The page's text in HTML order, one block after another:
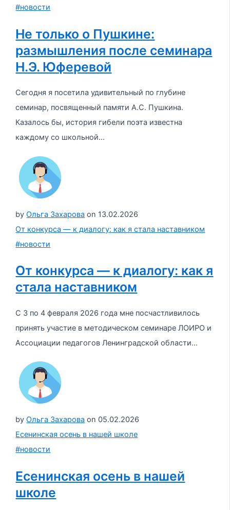
#новости
Не только о Пушкине:
размышления после семинара
Н.Э. Юферевой
Сегодня я посетила удивительный по глубине
семинар, посвященный памяти А.С. Пушкина.
Казалось бы, история гибели поэта известна
каждому со школьной...
byОльга Захарова on 13.02.2026
От конкурса — к диалогу: как я стала наставником
#новости
От конкурса — к диалогу: как я
стала наставником
С 3 по 4 февраля 2026 года мне посчастливилось
принять участие в методическом семинаре ЛОИРО и
Ассоциации педагогов Ленинградской области...
byОльга Захарова on 05.02.2026
Есенинская осень в нашей школе
#новости
Есенинская осень в нашей
школе